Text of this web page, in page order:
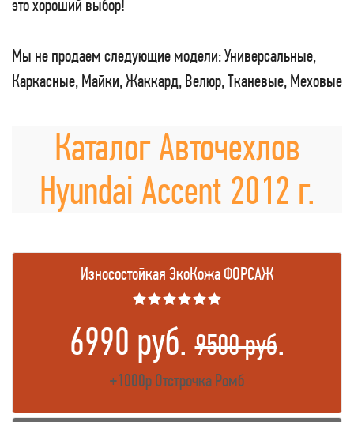
это хороший выбор!
Мы не продаем следующие модели: Универсальные,
Каркасные, Майки, Жаккард, Велюр, Тканевые, Меховые
Каталог Авточехлов
Hyundai Accent 2012 г.
Износостойкая ЭкоКожа ФОРСАЖ
★★★★★★
6990 руб.9500 руб.
+1000р Отстрочка Ромб